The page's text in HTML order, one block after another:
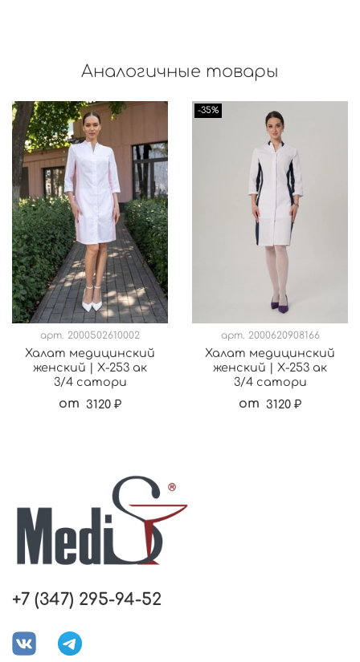
Аналогичные товары
арт. 2000502610002
Халат медицинский
женский | Х-253 ак
3/4 сатори
от 3120 ₽
-35%
арт. 2000620908166
Халат медицинский
женский | Х-253 ак
3/4 сатори
от 3120 ₽
+7 (347) 295-94-52